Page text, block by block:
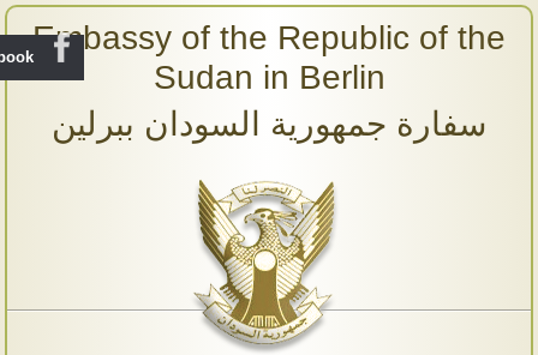
Embassy of the Republic of the
Sudan in Berlin
سفارة جمهورية السودان ببرلين